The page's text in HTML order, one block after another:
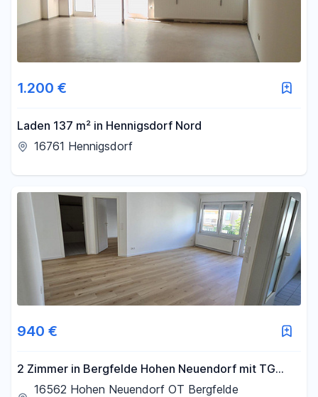
1.200 €
Laden 137 m² in Hennigsdorf Nord
16761 Hennigsdorf
940 €
2 Zimmer in Bergfelde Hohen Neuendorf mit TG
Stellplatz NEUE Einbauküche und Balkon
16562 Hohen Neuendorf OT Bergfelde